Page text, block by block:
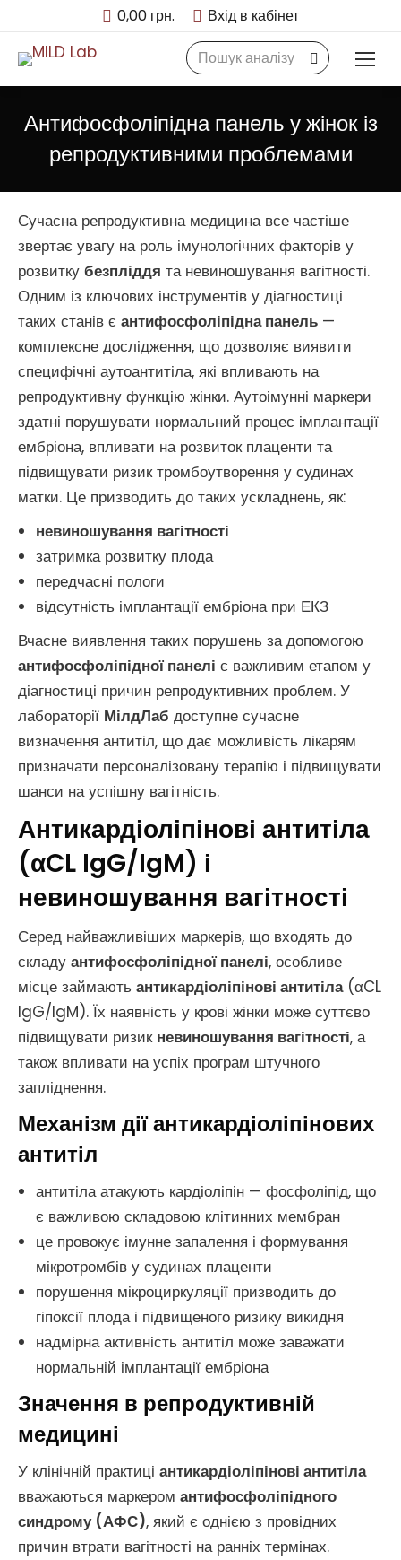
0,00 грн. Вхід в кабінет
Search:
Антифосфоліпідна панель у жінок із
репродуктивними проблемами
Сучасна репродуктивна медицина все частіше
звертає увагу на роль імунологічних факторів у
розвитку безпліддя та невиношування вагітності.
Одним із ключових інструментів у діагностиці
таких станів є антифосфоліпідна панель —
комплексне дослідження, що дозволяє виявити
специфічні аутоантитіла, які впливають на
репродуктивну функцію жінки. Аутоімунні маркери
здатні порушувати нормальний процес імплантації
ембріона, впливати на розвиток плаценти та
підвищувати ризик тромбоутворення у судинах
матки. Це призводить до таких ускладнень, як:
невиношування вагітності
затримка розвитку плода
передчасні пологи
відсутність імплантації ембріона при ЕКЗ
Вчасне виявлення таких порушень за допомогою
антифосфоліпідної панелі є важливим етапом у
діагностиці причин репродуктивних проблем. У
лабораторії МілдЛаб доступне сучасне
визначення антитіл, що дає можливість лікарям
призначати персоналізовану терапію і підвищувати
шанси на успішну вагітність.
Антикардіоліпінові антитіла
(αCL IgG/IgM) і
невиношування вагітності
Серед найважливіших маркерів, що входять до
складу антифосфоліпідної панелі, особливе
місце займають антикардіоліпінові антитіла(αCL
IgG/IgM). Їх наявність у крові жінки може суттєво
підвищувати ризик невиношування вагітності, а
також впливати на успіх програм штучного
запліднення.
Механізм дії антикардіоліпінових
антитіл
антитіла атакують кардіоліпін — фосфоліпід, що
є важливою складовою клітинних мембран
це провокує імунне запалення і формування
мікротромбів у судинах плаценти
порушення мікроциркуляції призводить до
гіпоксії плода і підвищеного ризику викидня
надмірна активність антитіл може заважати
нормальній імплантації ембріона
Значення в репродуктивній
медицині
У клінічній практиці антикардіоліпінові антитіла
вважаються маркером антифосфоліпідного
синдрому (АФС), який є однією з провідних
причин втрати вагітності на ранніх термінах.